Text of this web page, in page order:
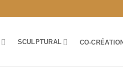
SCULPTURAL CO-